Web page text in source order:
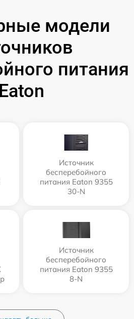
модели
питания
Eaton
Источник
бесперебойного
питания Eaton 9355
30-N
Источник
бесперебойного
питания Eaton 9355
8-N